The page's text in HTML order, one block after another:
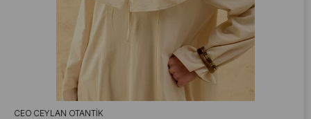
CEO CEYLAN OTANTIK